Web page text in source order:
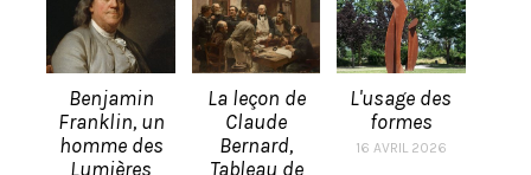
Benjamin
Franklin, un
homme des
Lumières
La leçon de
Claude
Bernard,
Tableau de
L'usage des
formes
16 AVRIL 2026